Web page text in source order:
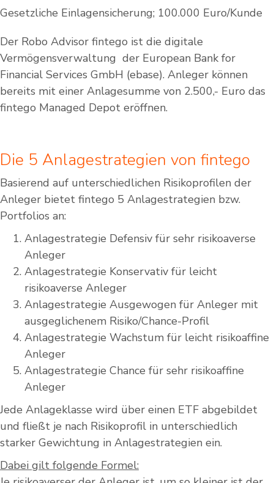
Gesetzliche Einlagensicherung; 100.000 Euro/Kunde
Der Robo Advisor fintego ist die digitale
Vermögensverwaltung der European Bank for
Financial Services GmbH (ebase). Anleger können
bereits mit einer Anlagesumme von 2.500,- Euro das
fintego Managed Depot eröffnen.
Die 5 Anlagestrategien von fintego
Basierend auf unterschiedlichen Risikoprofilen der
Anleger bietet fintego 5 Anlagestrategien bzw.
Portfolios an:
Anlagestrategie Defensiv für sehr risikoaverse
Anleger
Anlagestrategie Konservativ für leicht
risikoaverse Anleger
Anlagestrategie Ausgewogen für Anleger mit
ausgeglichenem Risiko/Chance-Profil
Anlagestrategie Wachstum für leicht risikoaffine
Anleger
Anlagestrategie Chance für sehr risikoaffine
Anleger
Jede Anlageklasse wird über einen ETF abgebildet
und fließt je nach Risikoprofil in unterschiedlich
starker Gewichtung in Anlagestrategien ein.
Dabei gilt folgende Formel: